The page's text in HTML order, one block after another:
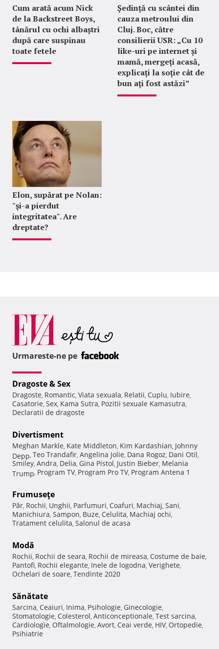
Cum arată acum Nick
de la Backstreet Boys,
tânărul cu ochi albaștri
după care suspinau
toate fetele
Ședință cu scântei din
cauza metroului din
Cluj. Boc, către
consilierii USR: „Cu 10
like-uri pe internet și
mamă, mergeți acasă,
explicați la soție cât de
bun ați fost astăzi”
Elon, supărat pe Nolan:
"şi-a pierdut
integritatea". Are
dreptate?
Urmareste-ne pe
Dragoste & Sex
Dragoste, Romantic, Viata sexuala, Relatii, Cuplu, Iubire,
Casatorie, Sex, Kama Sutra, Pozitii sexuale Kamasutra,
Declaratii de dragoste
Divertisment
Meghan Markle, Kate Middleton, Kim Kardashian, Johnny
Depp, Teo Trandafir, Angelina Jolie, Dana Rogoz, Dani Otil,
Smiley, Andra, Delia, Gina Pistol, Justin Bieber, Melania
Trump, Program TV, Program Pro TV, Program Antena 1
Frumuseţe
Păr, Rochii, Unghii, Parfumuri, Coafuri, Machiaj, Sani,
Manichiura, Sampon, Buze, Celulita, Machiaj ochi,
Tratament celulita, Salonul de acasa
Modă
Rochii, Rochii de seara, Rochii de mireasa, Costume de baie,
Pantofi, Rochii elegante, Inele de logodna, Verighete,
Ochelari de soare, Tendinte 2020
Sănătate
Sarcina, Ceaiuri, Inima, Psihologie, Ginecologie,
Stomatologie, Colesterol, Anticonceptionale, Test sarcina,
Cardiologie, Oftalmologie, Avort, Ceai verde, HIV, Ortopedie,
Psihiatrie